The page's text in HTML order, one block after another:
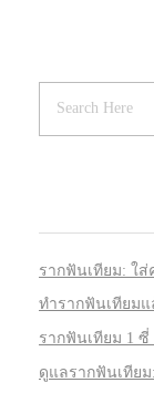
รากฟันเทียม: ใ
ทำรากฟันเทียม
รากฟันเทียม 1 ซี่
ดูแลรากฟันเทีย